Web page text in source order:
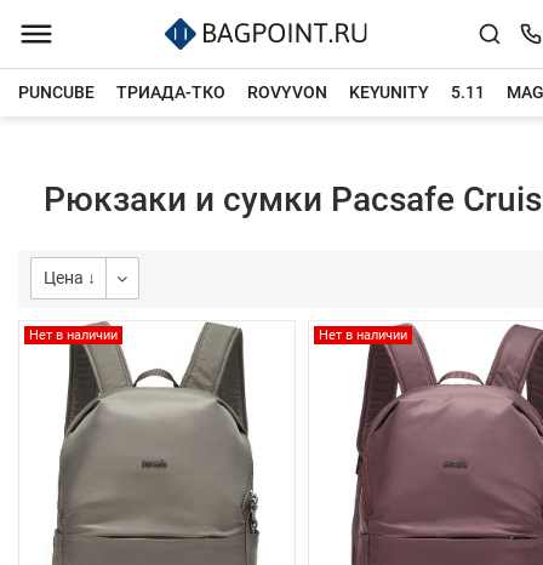
PUNCUBE ТРИАДА-ТКО ROVYVON KEYUNITY 5.11
Рюкзаки и сумки Pacsafe
Цена ↓
Нет в наличии Нет в наличии